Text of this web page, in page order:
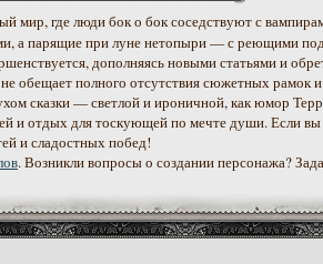
мир, где люди бок о бок соседствуют с
а парящие при луне нетопыри — с реющими
дополняясь новыми статьями и
обещает полного отсутствия сюжетных рамок
сказки — светлой и ироничной, как юмор
и отдых для тоскующей по мечте души. Если
и сладостных побед!
. Возникли вопросы о создании персонажа?